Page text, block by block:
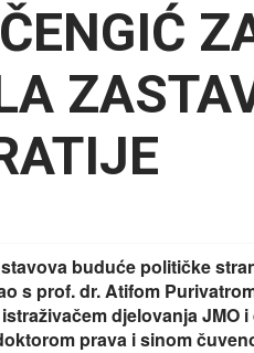
buduće političke
s prof. dr. Atifom
djelovanja JMO
prava i sinom